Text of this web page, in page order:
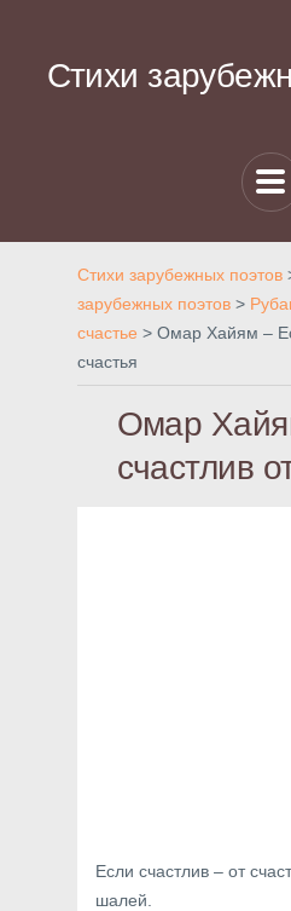
Стихи
Стихи зарубежных поэтов
зарубежных поэтов >
счастье > Омар Хайям –
счастья
Омар
счастлив
Если счастлив – от
шалей.